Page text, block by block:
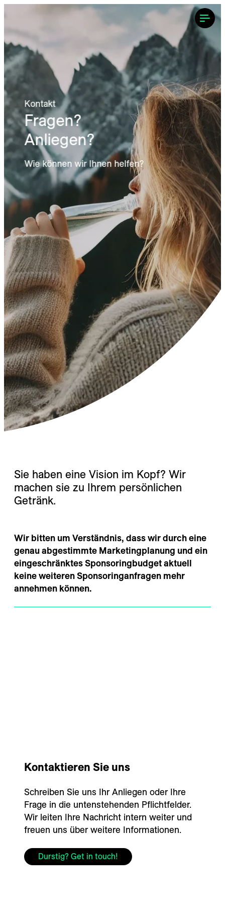
---
---
---
---
---
Kontakt
Fragen?
Anliegen?
Wie können wir Ihnen helfen?
Sie haben eine Vision im Kopf? Wir
machen sie zu Ihrem persönlichen
Getränk.
Wir bitten um Verständnis, dass wir durch eine
genau abgestimmte Marketingplanung und ein
eingeschränktes Sponsoringbudget aktuell
keine weiteren Sponsoringanfragen mehr
annehmen können.
Kontaktieren Sie uns
Schreiben Sie uns Ihr Anliegen oder Ihre
Frage in die untenstehenden Pflichtfelder.
Wir leiten Ihre Nachricht intern weiter und
freuen uns über weitere Informationen.
Durstig? Get in touch!